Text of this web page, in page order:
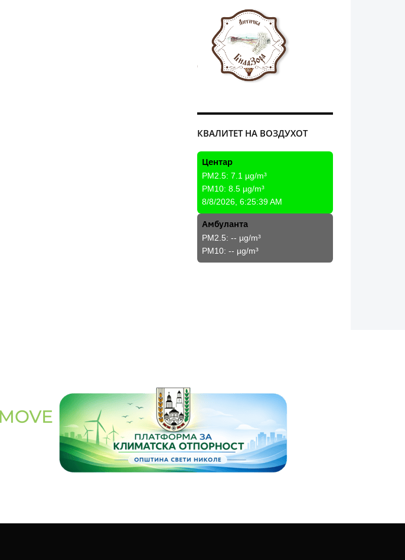
КВАЛИТЕТ НА ВОЗДУХОТ
Центар
PM2.5: 7.1 µg/m³
PM10: 8.5 µg/m³
8/8/2026, 6:25:39 AM
Амбуланта
PM2.5: -- µg/m³
PM10: -- µg/m³